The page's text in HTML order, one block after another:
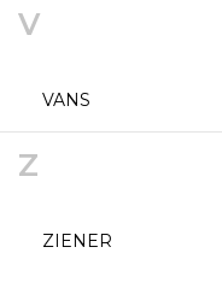
V
VANS
Z
ZIENER